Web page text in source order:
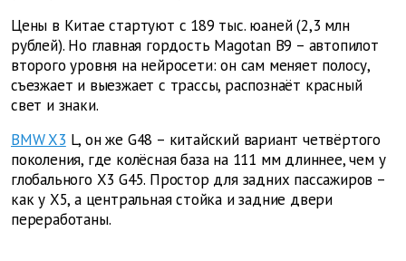
Цены в Китае стартуют с 189 тыс. юаней (2,3 млн
рублей). Но главная гордость Magotan B9 – автопилот
второго уровня на нейросети: он сам меняет полосу,
съезжает и выезжает с трассы, распознаёт красный
свет и знаки.
BMW X3 L, он же G48 – китайский вариант четвёртого
поколения, где колёсная база на 111 мм длиннее, чем у
глобального X3 G45. Простор для задних пассажиров –
как у X5, а центральная стойка и задние двери
переработаны.